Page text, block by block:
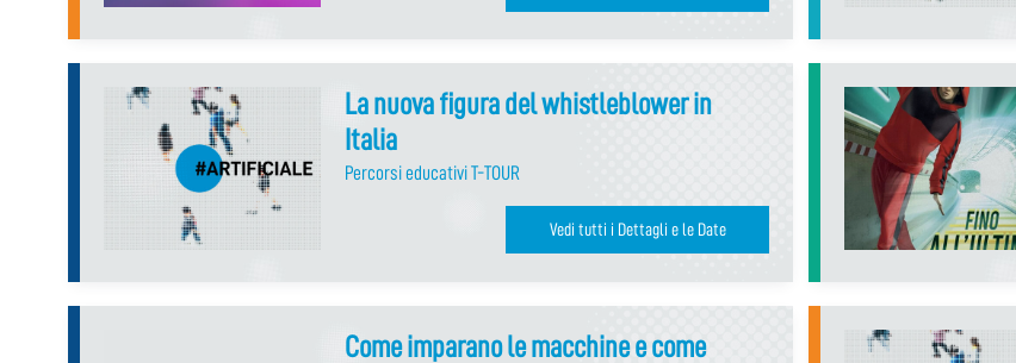
La nuova figura del whistleblower in
Italia
Percorsi educativi T-TOUR
Vedi tutti i Dettagli e le Date
Come imparano le macchine e come